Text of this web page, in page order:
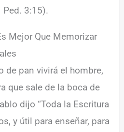
Ped. 3:15).
Mejor Que Memorizar
de pan vivirá el hombre,
que sale de la boca de
dijo “Toda la Escritura
y útil para enseñar, para